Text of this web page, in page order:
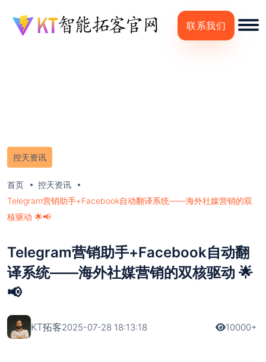
联系我们
控天资讯
首页
控天资讯
Telegram营销助手+Facebook自动翻译系统——海外社媒营销的双
核驱动 🌟📢
Telegram营销助手+Facebook自动翻
译系统——海外社媒营销的双核驱动 🌟
📢
KT拓客2025-07-28 18:13:18 10000+